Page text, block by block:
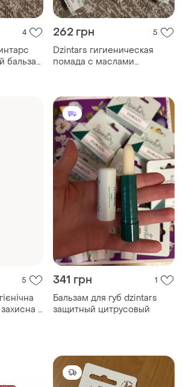
4
бальзам
262 грн 5
Dzintars гигиеническая
помада с маслами
5
з
341 грн 1
Бальзам для губ dzintars
защитный цитрусовый